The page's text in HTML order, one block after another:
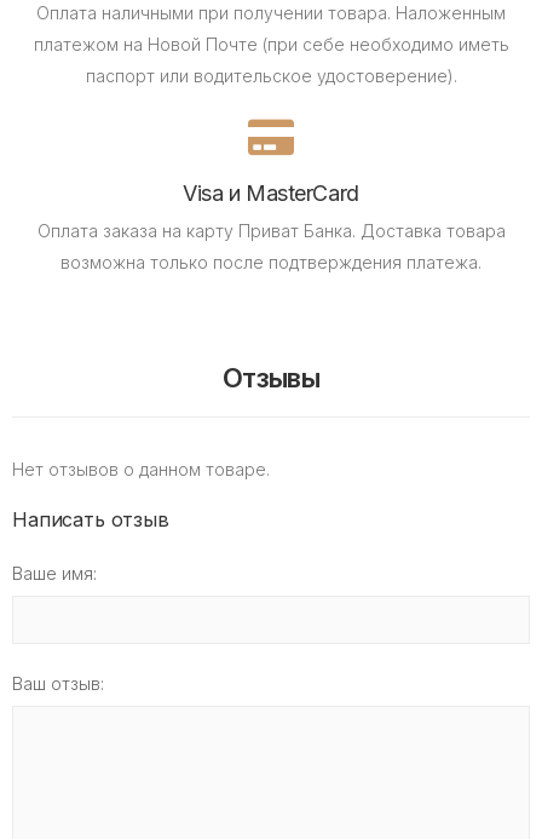
Оплата наличными при получении товара. Наложенным
платежом на Новой Почте (при себе необходимо иметь
паспорт или водительское удостоверение).
Visa и MasterCard
Оплата заказа на карту Приват Банка. Доставка товара
возможна только после подтверждения платежа.
Отзывы
Нет отзывов о данном товаре.
Написать отзыв
Ваше имя:
Ваш отзыв: